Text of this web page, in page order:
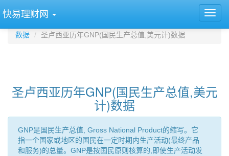
快易理财网
数据 圣卢西亚历年GNP(国民生产总值,美元计)数据
圣卢西亚历年GNP(国民生产总值,美元
计)数据
GNP是国民生产总值, Gross National Product的缩写。它
指一个国家或地区的国民在一定时期内生产活动(最终产品
和服务)的总量。GNP是按国民原则核算的,即使生产活动发